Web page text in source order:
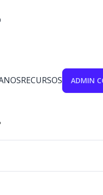
RECURSOS ADMIN